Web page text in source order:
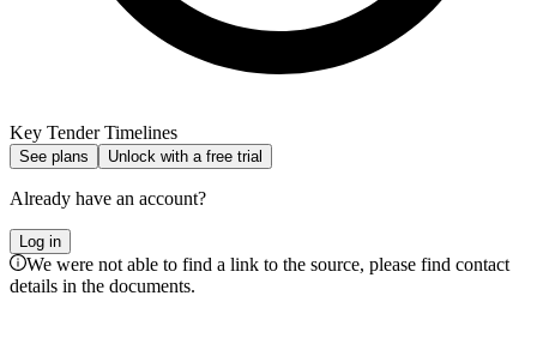
Key Tender Timelines
See plans Unlock with a free trial
Already have an account?
Log in
We were not able to find a link to the source, please find contact
details in the documents.